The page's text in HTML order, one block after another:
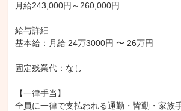
月給243,000円～260,000円
給与詳細
基本給：月給 24万3000円 〜 26万円
固定残業代：なし
【一律手当】
全員に一律で支払われる通勤・皆勤・家族